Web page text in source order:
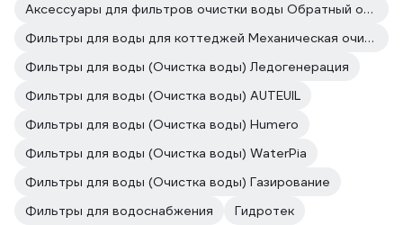
Аксессуары для фильтров очистки воды Обратный осмос
Фильтры для воды для коттеджей Механическая очистка
Фильтры для воды (Очистка воды) Ледогенерация
Фильтры для воды (Очистка воды) AUTEUIL
Фильтры для воды (Очистка воды) Humero
Фильтры для воды (Очистка воды) WaterPia
Фильтры для воды (Очистка воды) Газирование
Фильтры для водоснабжения
Гидротек